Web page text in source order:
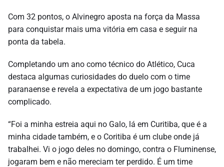
Com 32 pontos, o Alvinegro aposta na força da Massa
para conquistar mais uma vitória em casa e seguir na
ponta da tabela.
Completando um ano como técnico do Atlético, Cuca
destaca algumas curiosidades do duelo com o time
paranaense e revela a expectativa de um jogo bastante
complicado.
“Foi a minha estreia aqui no Galo, lá em Curitiba, que é a
minha cidade também, e o Coritiba é um clube onde já
trabalhei. Vi o jogo deles no domingo, contra o Fluminense,
jogaram bem e não mereciam ter perdido. É um time